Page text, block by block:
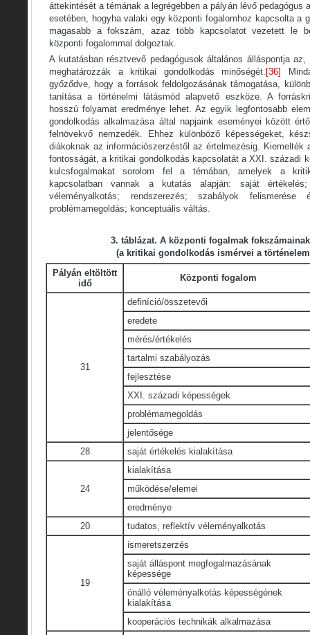
áttekintését a témának a legrégebben a pályán lévő pedagógus
esetében, hogyha valaki egy központi fogalomhoz kapcsolta a
magasabb a fokszám, azaz több kapcsolatot vezetett le
központi fogalommal dolgoztak.
A kutatásban résztvevő pedagógusok általános álláspontja
meghatározzák a kritikai gondolkodás minőségét. [36]
győződve, hogy a források feldolgozásának támogatása,
tanítása a történelmi látásmód alapvető eszköze. A
hosszú folyamat eredménye lehet. Az egyik legfontosabb
gondolkodás alkalmazása által napjaink eseményei között
felnövekvő nemzedék. Ehhez különböző képességeket,
diákoknak az információszerzéstől az értelmezésig. Kiemelték
fontosságát, a kritikai gondolkodás kapcsolatát a XXI. századi
kulcsfogalmakat sorolom fel a témában, amelyek a
kapcsolatban vannak a kutatás alapján: saját
véleményalkotás; rendszerezés; szabályok felismerése
problémamegoldás; konceptuális váltás.
3. táblázat. A központi fogalmak
(a kritikai gondolkodás ismérvei a
Pályán eltöltött
idő
Központi fogalom
31
definíció/összetevői
eredete
mérés/értékelés
tartalmi szabályozás
fejlesztése
XXI. századi képességek
problémamegoldás
jelentősége
28
saját értékelés kialakítása
24
kialakítása
működése/elemei
eredménye
20
tudatos, reflektív véleményalkotás
19
ismeretszerzés
saját álláspont megfogalmazásának
képessége
önálló véleményalkotás képességének
kialakítása
kooperációs technikák alkalmazása